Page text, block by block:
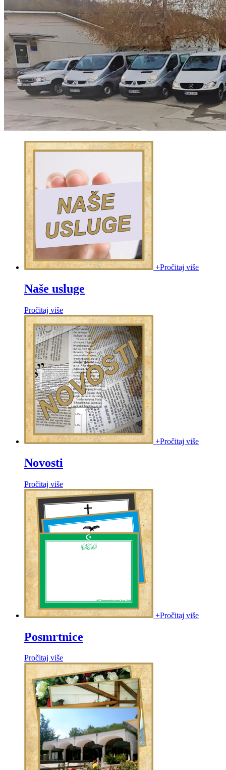
+Pročitaj više
Naše usluge
Pročitaj više
+Pročitaj više
Novosti
Pročitaj više
+Pročitaj više
Posmrtnice
Pročitaj više